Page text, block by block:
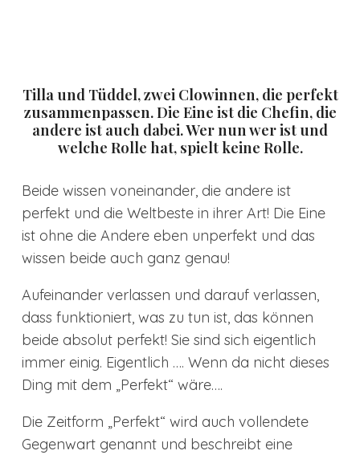
Tilla und Tüddel, zwei Clowinnen, die perfekt
zusammenpassen. Die Eine ist die Chefin, die
andere ist auch dabei. Wer nun wer ist und
welche Rolle hat, spielt keine Rolle.
Beide wissen voneinander, die andere ist
perfekt und die Weltbeste in ihrer Art! Die Eine
ist ohne die Andere eben unperfekt und das
wissen beide auch ganz genau!
Aufeinander verlassen und darauf verlassen,
dass funktioniert, was zu tun ist, das können
beide absolut perfekt! Sie sind sich eigentlich
immer einig. Eigentlich …. Wenn da nicht dieses
Ding mit dem „Perfekt“ wäre….
Die Zeitform „Perfekt“ wird auch vollendete
Gegenwart genannt und beschreibt eine